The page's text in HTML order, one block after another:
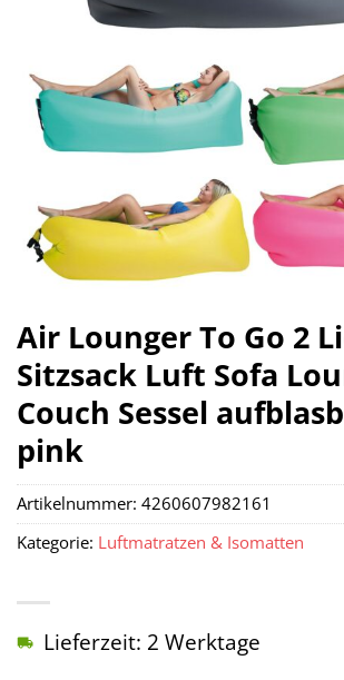
Air Lounger To Go 2
Sitzsack Luft Sofa
Couch Sessel
pink
Lieferzeit: 2 Werktage
Artikelnummer: 4260607982161
Kategorie: Luftmatratzen & Isomatten